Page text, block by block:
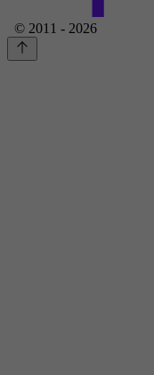
© 2011 - 2026